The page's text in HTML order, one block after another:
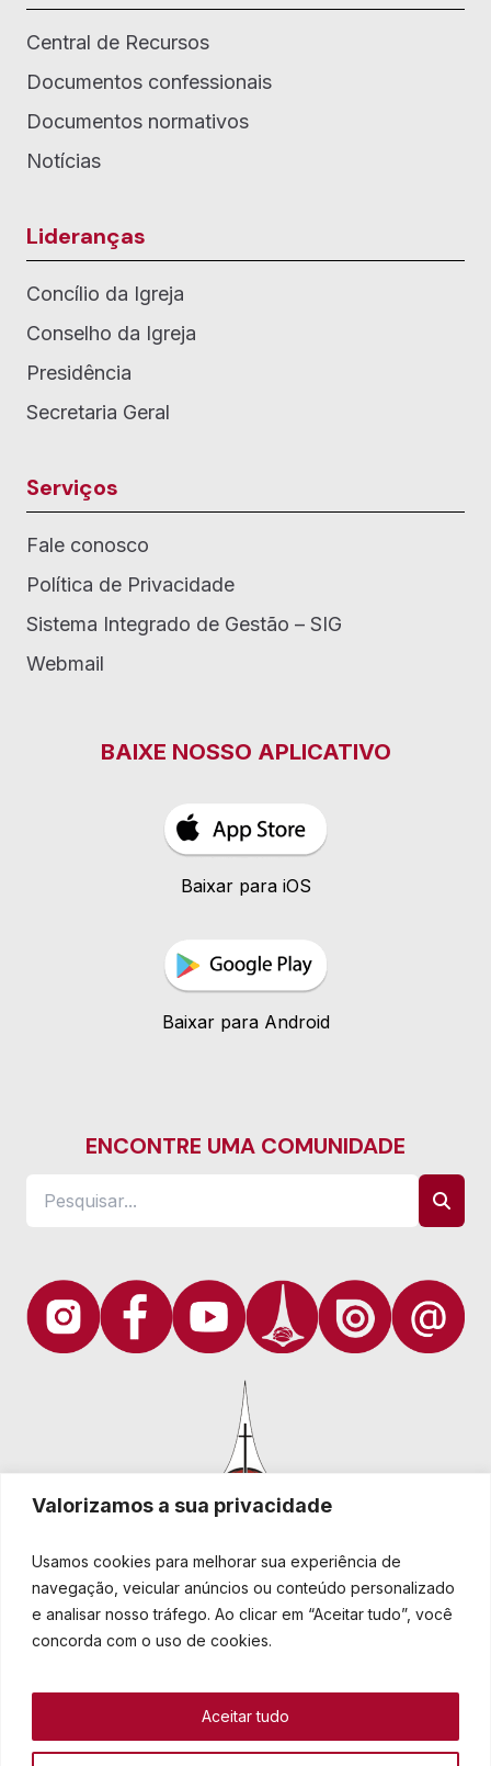
Valorizamos a sua privacidade
Usamos cookies para melhorar sua experiência de
navegação, veicular anúncios ou conteúdo personalizado
e analisar nosso tráfego. Ao clicar em “Aceitar tudo”, você
concorda com o uso de cookies.
Aceitar tudo
Central de Recursos
Documentos confessionais
Documentos normativos
Notícias
Lideranças
Concílio da Igreja
Conselho da Igreja
Presidência
Secretaria Geral
Serviços
Fale conosco
Política de Privacidade
Sistema Integrado de Gestão – SIG
Webmail
BAIXE NOSSO APLICATIVO
Baixar para iOS
Baixar para Android
ENCONTRE UMA COMUNIDADE
Igreja Evangélica de Confissão Luterana no Brasil
Sede nacional: Rua Senhor dos Passos, 202/4º andar Centro -
Fale conosco